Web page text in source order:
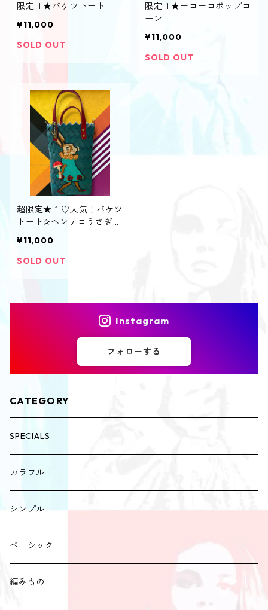
限定１★バケツトート
¥11,000
SOLD OUT
限定１★モコモコポップコ
ーン‎
¥11,000
SOLD OUT
超限定★１♡人気！バケツ
トート✰ヘンテコうさぎ★
¥11,000
SOLD OUT
Instagram
フォローする
CATEGORY
SPECIALS
カラフル
シンプル
ベーシック
編みもの